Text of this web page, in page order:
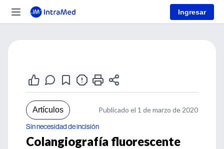
Ingresar
Artículos Publicado el 1 de marzo de 2020
Sin necesidad de incisión
Colangiografía fluorescente